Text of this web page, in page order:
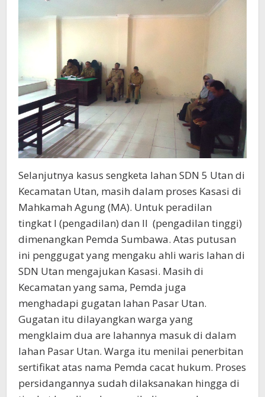
Selanjutnya kasus sengketa lahan SDN 5 Utan di
Kecamatan Utan, masih dalam proses Kasasi di
Mahkamah Agung (MA). Untuk peradilan
tingkat I (pengadilan) dan II (pengadilan tinggi)
dimenangkan Pemda Sumbawa. Atas putusan
ini penggugat yang mengaku ahli waris lahan di
SDN Utan mengajukan Kasasi. Masih di
Kecamatan yang sama, Pemda juga
menghadapi gugatan lahan Pasar Utan.
Gugatan itu dilayangkan warga yang
mengklaim dua are lahannya masuk di dalam
lahan Pasar Utan. Warga itu menilai penerbitan
sertifikat atas nama Pemda cacat hukum. Proses
persidangannya sudah dilaksanakan hingga di